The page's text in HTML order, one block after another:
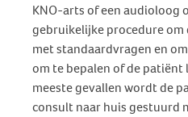
KNO-arts of een audioloog
gebruikelijke procedure
met standaardvragen en
om te bepalen of de
meeste gevallen wordt de
consult naar huis gestuurd